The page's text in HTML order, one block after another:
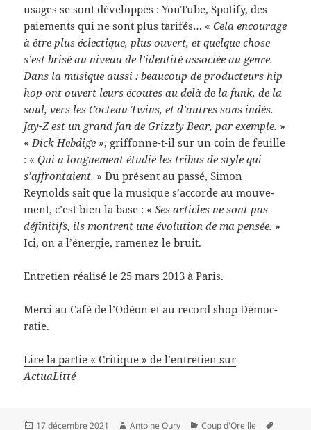
usages se sont dévelop­pés : YouTube, Spo­tify, des
paiements qui ne sont plus tar­ifés… «Cela encour­age
à être plus éclec­tique, plus ouvert, et quelque chose
s’est brisé au niveau de l’identité asso­ciée au genre.
Dans la musique aussi : beau­coup de pro­duc­teurs hip
hop ont ouvert leurs écoutes au delà de la funk, de la
soul, vers les Cocteau Twins, et d’autres sons indés.
Jay-​Z est un grand fan de Griz­zly Bear, par exem­ple. »
« Dick Heb­dige », griffonne-​t-​il sur un coin de feuille
: «Qui a longue­ment étudié les tribus de style qui
s’affrontaient. » Du présent au passé, Simon
Reynolds sait que la musique s’accorde au mou­ve­
ment, c’est bien la base : «Ses arti­cles ne sont pas
défini­tifs, ils mon­trent une évo­lu­tion de ma pen­sée. »
Ici, on a l’énergie, ramenez le bruit.
Entre­tien réal­isé le 25 mars 2013 à Paris.
Merci au Café de l’Odéon et au record shop Démoc­
ra­tie.
Lire la par­tie « Cri­tique » de l’entretien sur
ActuaLitté
Publié
17 décembre 2021 Auteur
Antoine Oury Catégories
Coup d'Oreille